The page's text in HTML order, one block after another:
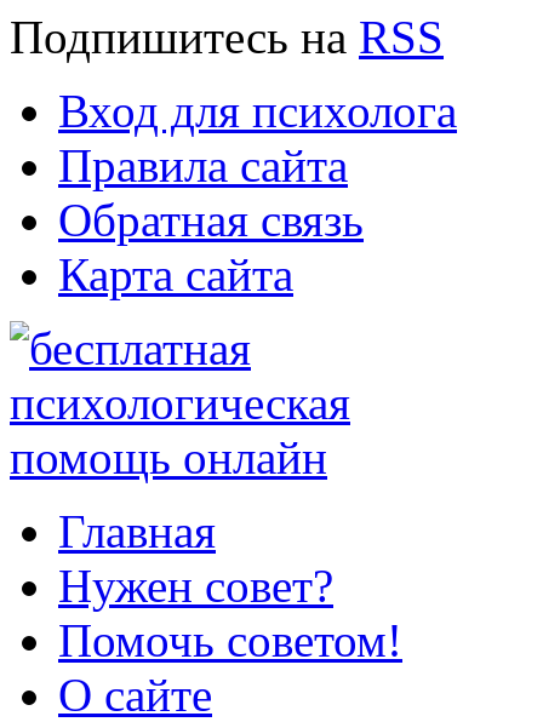
Подпишитесь на RSS
Вход для психолога
Правила сайта
Обратная связь
Карта сайта
Главная
Нужен совет?
Помочь советом!
О сайте